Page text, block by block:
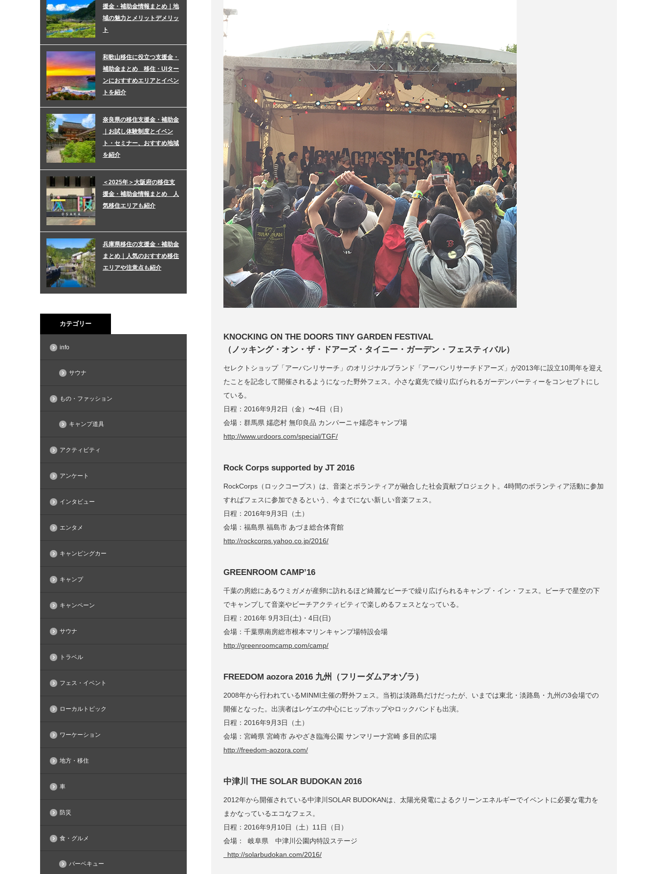
KNOCKING ON THE DOORS TINY GARDEN FESTIVAL
（ノッキング・オン・ザ・ドアーズ・タイニー・ガーデン・フェスティバル）
セレクトショップ「アーバンリサーチ」のオリジナルブランド「アーバンリサーチドアーズ」が2013年に設立10周年を迎え
たことを記念して開催されるようになった野外フェス。小さな庭先で繰り広げられるガーデンパーティーをコンセプトにし
ている。
日程：2016年9月2日（金）〜4日（日）
会場：群馬県 嬬恋村 無印良品 カンパーニャ嬬恋キャンプ場
http://www.urdoors.com/special/TGF/
Rock Corps supported by JT 2016
RockCorps（ロックコープス）は、音楽とボランティアが融合した社会貢献プロジェクト。4時間のボランティア活動に参加
すればフェスに参加できるという、今までにない新しい音楽フェス。
日程：2016年9月3日（土）
会場：福島県 福島市 あづま総合体育館
http://rockcorps.yahoo.co.jp/2016/
GREENROOM CAMP’16
千葉の房総にあるウミガメが産卵に訪れるほど綺麗なビーチで繰り広げられるキャンプ・イン・フェス。ビーチで星空の下
でキャンプして音楽やビーチアクティビティで楽しめるフェスとなっている。
日程：2016年 9月3日(土)・4日(日)
会場：千葉県南房総市根本マリンキャンプ場特設会場
http://greenroomcamp.com/camp/
FREEDOM aozora 2016 九州（フリーダムアオゾラ）
2008年から行われているMINMI主催の野外フェス。当初は淡路島だけだったが、いまでは東北・淡路島・九州の3会場での
開催となった。出演者はレゲエの中心にヒップホップやロックバンドも出演。
日程：2016年9月3日（土）
会場：宮崎県 宮崎市 みやざき臨海公園 サンマリーナ宮崎 多目的広場
http://freedom-aozora.com/
中津川 THE SOLAR BUDOKAN 2016
2012年から開催されている中津川SOLAR BUDOKANは、太陽光発電によるクリーンエネルギーでイベントに必要な電力を
まかなっているエコなフェス。
日程：2016年9月10日（土）11日（日）
会場： 岐阜県 中津川公園内特設ステージ
http://solarbudokan.com/2016/
援金・補助金情報まとめ｜地
域の魅力とメリットデメリッ
ト
和歌山移住に役立つ支援金・
補助金まとめ 移住・UIター
ンにおすすめエリアとイベン
トを紹介
奈良県の移住支援金・補助金
｜お試し体験制度とイベン
ト・セミナー、おすすめ地域
を紹介
＜2025年＞大阪府の移住支
援金・補助金情報まとめ 人
気移住エリアも紹介
兵庫県移住の支援金・補助金
まとめ｜人気のおすすめ移住
エリアや注意点も紹介
カテゴリー
info
サウナ
もの・ファッション
キャンプ道具
アクティビティ
アンケート
インタビュー
エンタメ
キャンピングカー
キャンプ
キャンペーン
サウナ
トラベル
フェス・イベント
ローカルトピック
ワーケーション
地方・移住
車
防災
食・グルメ
バーベキュー